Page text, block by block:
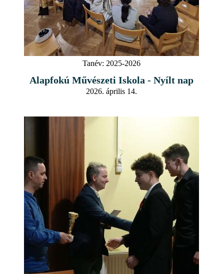
Tanév: 2025-2026
Alapfokú Művészeti Iskola - Nyílt nap
2026. április 14.